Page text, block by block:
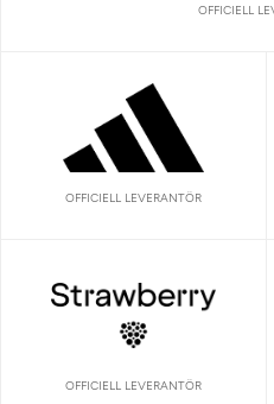
OFFICIELL
OFFICIELL LEVERANTÖR
OFFICIELL LEVERANTÖR